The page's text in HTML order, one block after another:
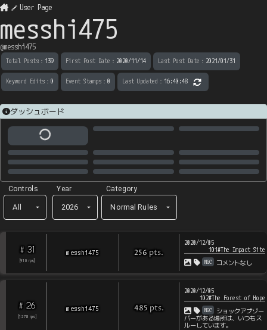
User Page
messhi475
@messhi475
Total Posts ： 139 First Post Date ： 2020/11/14 Last Post Date ： 2021/01/31
Keyword Edits ： 0 Event Stamps ： 0 Last Updated ： 16:40:48
ダッシュボード
Controls
All
Year
2026
Category
Normal Rules
# 31
[910 rps
messhi475 256 pts.
2020/12/05
101#The Impact Site
NGC コメントなし
# 26
1278 rps
messhi475 485 pts.
2020/12/05
102#The Forest of Hope
NGC
ショックアブゾー
バーがある場所は、いつもス
ルーしています。